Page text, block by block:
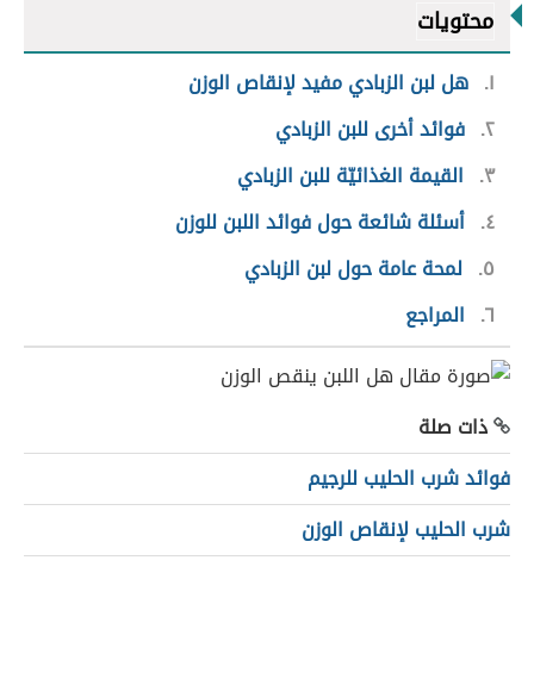
محتويات
١ هل لبن الزبادي مفيد لإنقاص الوزن
٢ فوائد أخرى للبن الزبادي
٣
القيمة الغذائيّة للبن الزبادي
٤ أسئلة شائعة حول فوائد اللبن للوزن
٥ لمحة عامة حول لبن الزبادي
٦ المراجع
ذات صلة
فوائد شرب الحليب للرجيم
شرب الحليب لإنقاص الوزن